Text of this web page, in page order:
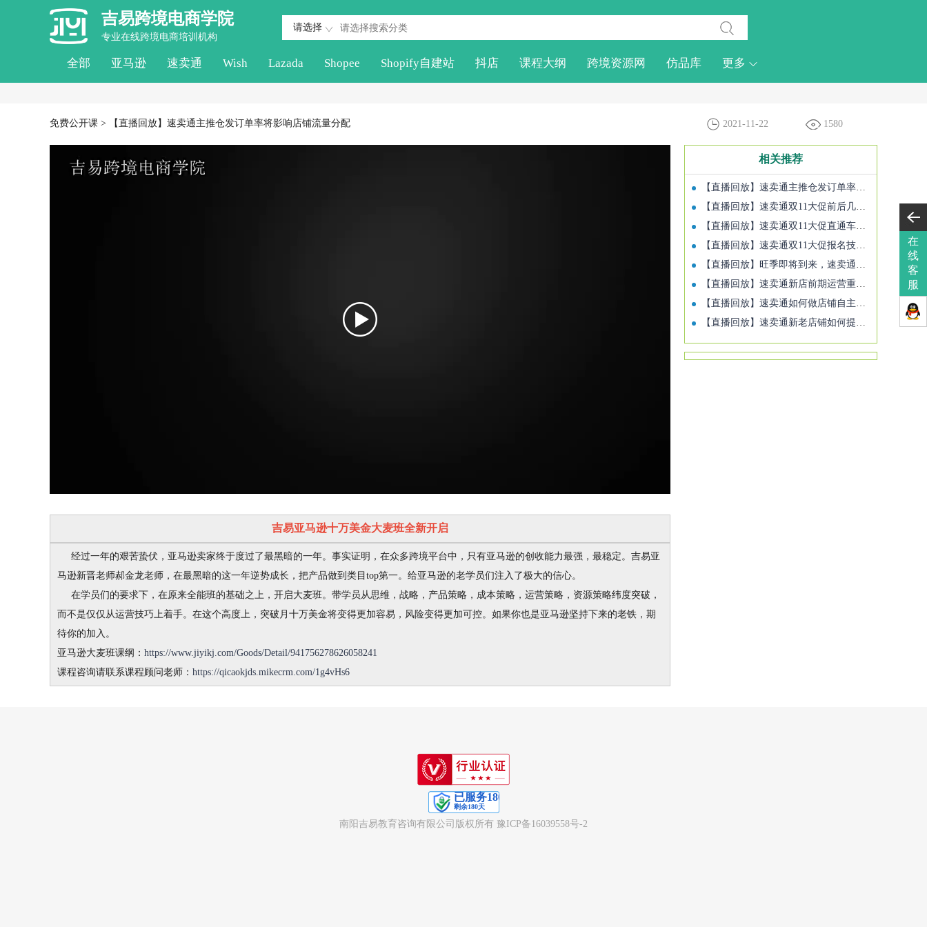
在
线
客
服
吉易跨境电商学院
专业在线跨境电商培训机构
请选择
全部 亚马逊 速卖通 Wish Lazada Shopee Shopify自建站 抖店 课程大纲 跨境资源网 仿品库 更多
免费公开课 > 【直播回放】速卖通主推仓发订单率将影响店铺流量分配 2021-11-22 1580
吉易亚马逊十万美金大麦班全新开启
经过一年的艰苦蛰伏，亚马逊卖家终于度过了最黑暗的一年。事实证明，在众多跨境平台中，只有亚马逊的创收能力最强，最稳定。吉易亚
马逊新晋老师郝金龙老师，在最黑暗的这一年逆势成长，把产品做到类目top第一。给亚马逊的老学员们注入了极大的信心。
在学员们的要求下，在原来全能班的基础之上，开启大麦班。带学员从思维，战略，产品策略，成本策略，运营策略，资源策略纬度突破，
而不是仅仅从运营技巧上着手。在这个高度上，突破月十万美金将变得更加容易，风险变得更加可控。如果你也是亚马逊坚持下来的老铁，期
待你的加入。
亚马逊大麦班课纲： https://www.jiyikj.com/Goods/Detail/941756278626058241
课程咨询请联系课程顾问老师： https://qicaokjds.mikecrm.com/1g4vHs6
相关推荐
【直播回放】速卖通主推仓发订单率将影响店铺流量分配
【直播回放】速卖通双11大促前后几天营销物流售后怎么安排
【直播回放】速卖通双11大促直通车推广技巧
【直播回放】速卖通双11大促报名技巧及推广思路
【直播回放】旺季即将到来，速卖通该如何为旺季选品
【直播回放】速卖通新店前期运营重点应该放在哪
【直播回放】速卖通如何做店铺自主诊断，运营每天必看数据有哪些
【直播回放】速卖通新老店铺如何提前布局双十一大促
南阳吉易教育咨询有限公司版权所有 豫ICP备16039558号-2